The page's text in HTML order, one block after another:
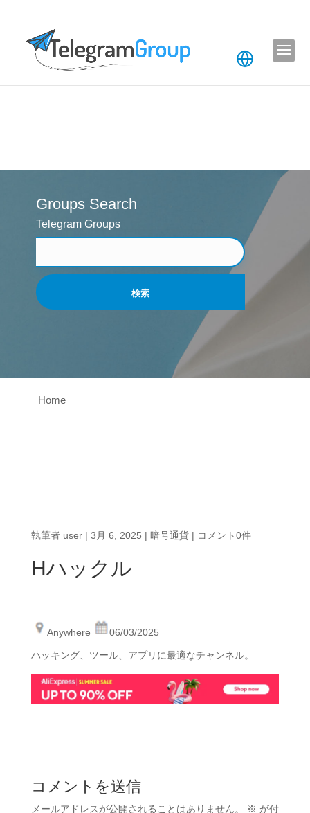
Groups Search
Telegram Groups
Home
執筆者 user| 3月 6, 2025 | 暗号通貨| コメント0件
Hハックル
Anywhere 06/03/2025
ハッキング、ツール、アプリに最適なチャンネル。
コメントを送信
メールアドレスが公開されることはありません。 ※ が付